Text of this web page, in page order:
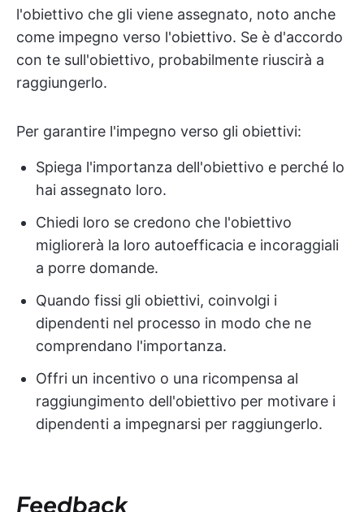
l'obiettivo che gli viene assegnato, noto anche
come impegno verso l'obiettivo. Se è d'accordo
con te sull'obiettivo, probabilmente riuscirà a
raggiungerlo.
Per garantire l'impegno verso gli obiettivi:
Spiega l'importanza dell'obiettivo e perché lo
hai assegnato loro.
Chiedi loro se credono che l'obiettivo
migliorerà la loro autoefficacia e incoraggiali
a porre domande.
Quando fissi gli obiettivi, coinvolgi i
dipendenti nel processo in modo che ne
comprendano l'importanza.
Offri un incentivo o una ricompensa al
raggiungimento dell'obiettivo per motivare i
dipendenti a impegnarsi per raggiungerlo.
Feedback